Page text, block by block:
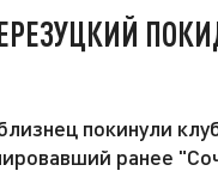
покинули
ранее